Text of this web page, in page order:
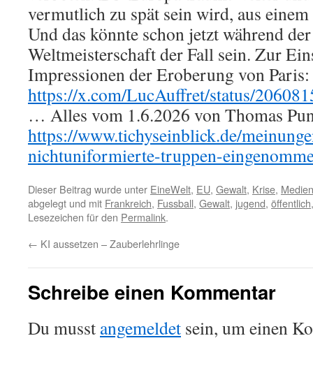
vermutlich zu spät sein wird, aus
Und das könnte schon jetzt während
Weltmeisterschaft der Fall sein. Zur
Impressionen der Eroberung von Paris:
https://x.com/LucAuffret/status/
… Alles vom 1.6.2026 von Thomas
https://www.tichyseinblick.de/
nichtuniformierte-truppen-
Dieser Beitrag wurde unter EineWelt, EU, Gewalt, Krise, Medien
abgelegt und mit Frankreich, Fussball, Gewalt, jugend, öffentlich
Lesezeichen für den Permalink.
← KI aussetzen – Zauberlehrlinge
Schreibe einen Kommentar
Du musst angemeldet sein, um einen